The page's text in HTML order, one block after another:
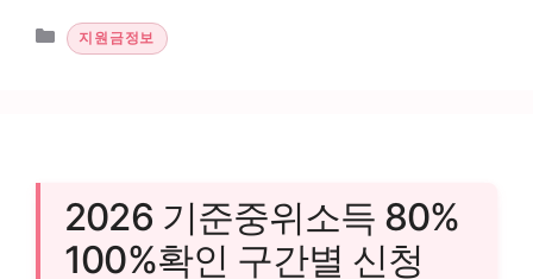
카테고리
지원금정보
2026 기준중위소득 80%
100%확인 구간별 신청